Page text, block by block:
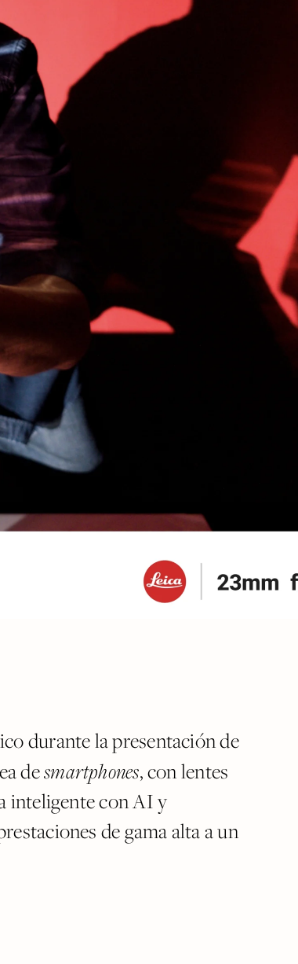
durante la presentación de
desmartphones, con lentes
inteligente con AI y
de gama alta a un